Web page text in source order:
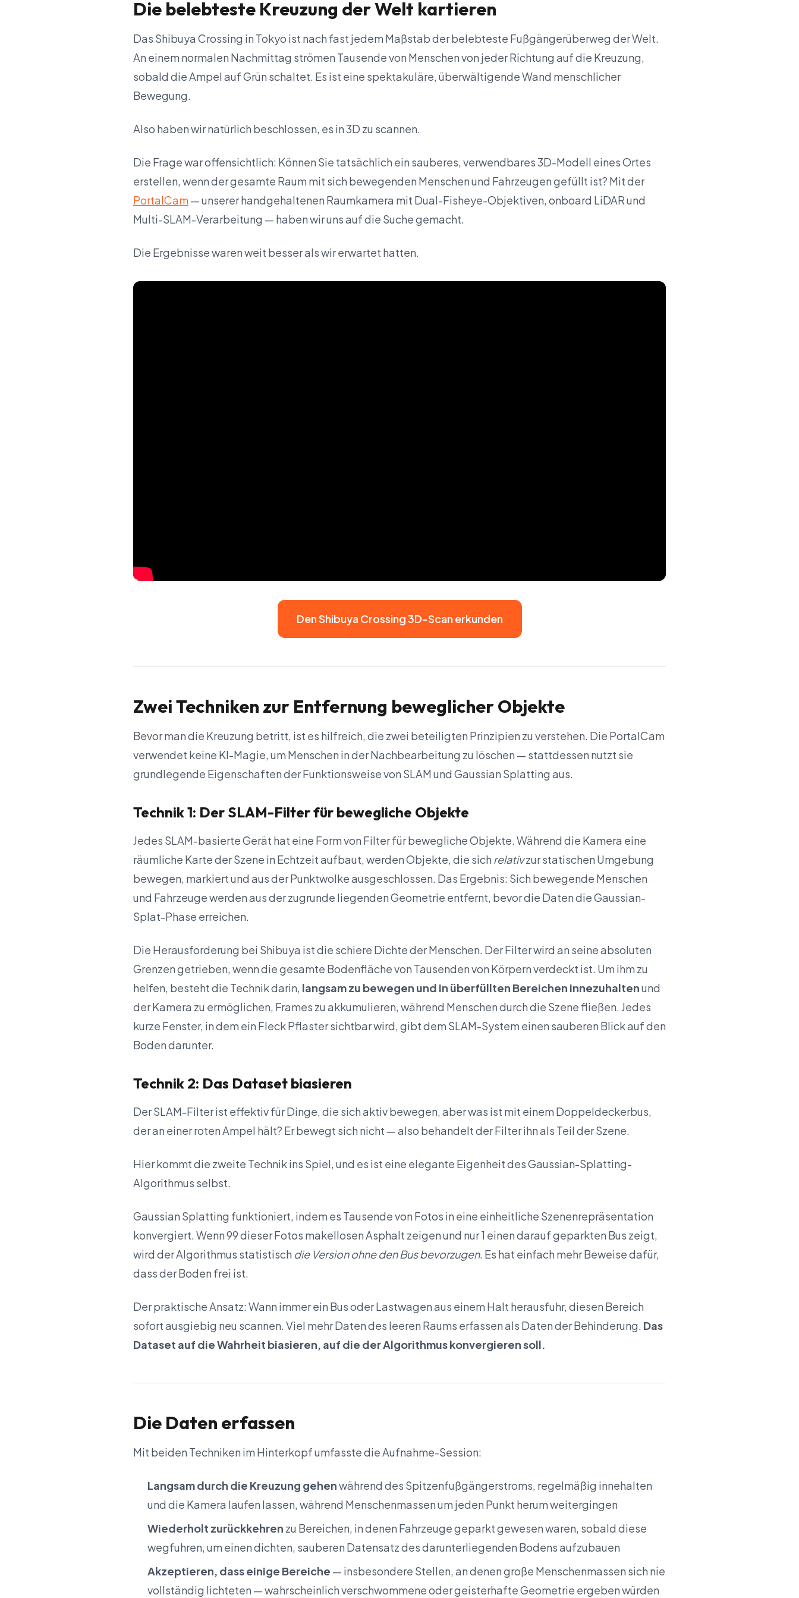
Die belebteste Kreuzung der Welt kartieren
Das Shibuya Crossing in Tokyo ist nach fast jedem Maßstab der belebteste Fußgängerüberweg der Welt.
An einem normalen Nachmittag strömen Tausende von Menschen von jeder Richtung auf die Kreuzung,
sobald die Ampel auf Grün schaltet. Es ist eine spektakuläre, überwältigende Wand menschlicher
Bewegung.
Also haben wir natürlich beschlossen, es in 3D zu scannen.
Die Frage war offensichtlich: Können Sie tatsächlich ein sauberes, verwendbares 3D-Modell eines Ortes
erstellen, wenn der gesamte Raum mit sich bewegenden Menschen und Fahrzeugen gefüllt ist? Mit der
PortalCam— unserer handgehaltenen Raumkamera mit Dual-Fisheye-Objektiven, onboard LiDAR und
Multi-SLAM-Verarbeitung — haben wir uns auf die Suche gemacht.
Die Ergebnisse waren weit besser als wir erwartet hatten.
Den Shibuya Crossing 3D-Scan erkunden
Zwei Techniken zur Entfernung beweglicher Objekte
Bevor man die Kreuzung betritt, ist es hilfreich, die zwei beteiligten Prinzipien zu verstehen. Die PortalCam
verwendet keine KI-Magie, um Menschen in der Nachbearbeitung zu löschen — stattdessen nutzt sie
grundlegende Eigenschaften der Funktionsweise von SLAM und Gaussian Splatting aus.
Technik 1: Der SLAM-Filter für bewegliche Objekte
Jedes SLAM-basierte Gerät hat eine Form von Filter für bewegliche Objekte. Während die Kamera eine
räumliche Karte der Szene in Echtzeit aufbaut, werden Objekte, die sich relativzur statischen Umgebung
bewegen, markiert und aus der Punktwolke ausgeschlossen. Das Ergebnis: Sich bewegende Menschen
und Fahrzeuge werden aus der zugrunde liegenden Geometrie entfernt, bevor die Daten die Gaussian-
Splat-Phase erreichen.
Die Herausforderung bei Shibuya ist die schiere Dichte der Menschen. Der Filter wird an seine absoluten
Grenzen getrieben, wenn die gesamte Bodenfläche von Tausenden von Körpern verdeckt ist. Um ihm zu
helfen, besteht die Technik darin, langsam zu bewegen und in überfüllten Bereichen innezuhaltenund
der Kamera zu ermöglichen, Frames zu akkumulieren, während Menschen durch die Szene fließen. Jedes
kurze Fenster, in dem ein Fleck Pflaster sichtbar wird, gibt dem SLAM-System einen sauberen Blick auf den
Boden darunter.
Technik 2: Das Dataset biasieren
Der SLAM-Filter ist effektiv für Dinge, die sich aktiv bewegen, aber was ist mit einem Doppeldeckerbus,
der an einer roten Ampel hält? Er bewegt sich nicht — also behandelt der Filter ihn als Teil der Szene.
Hier kommt die zweite Technik ins Spiel, und es ist eine elegante Eigenheit des Gaussian-Splatting-
Algorithmus selbst.
Gaussian Splatting funktioniert, indem es Tausende von Fotos in eine einheitliche Szenenrepräsentation
konvergiert. Wenn 99 dieser Fotos makellosen Asphalt zeigen und nur 1 einen darauf geparkten Bus zeigt,
wird der Algorithmus statistisch die Version ohne den Bus bevorzugen. Es hat einfach mehr Beweise dafür,
dass der Boden frei ist.
Der praktische Ansatz: Wann immer ein Bus oder Lastwagen aus einem Halt herausfuhr, diesen Bereich
sofort ausgiebig neu scannen. Viel mehr Daten des leeren Raums erfassen als Daten der Behinderung. Das
Dataset auf die Wahrheit biasieren, auf die der Algorithmus konvergieren soll.
Die Daten erfassen
Mit beiden Techniken im Hinterkopf umfasste die Aufnahme-Session:
Langsam durch die Kreuzung gehenwährend des Spitzenfußgängerstroms, regelmäßig innehalten
und die Kamera laufen lassen, während Menschenmassen um jeden Punkt herum weitergingen
Wiederholt zurückkehren zu Bereichen, in denen Fahrzeuge geparkt gewesen waren, sobald diese
wegfuhren, um einen dichten, sauberen Datensatz des darunterliegenden Bodens aufzubauen
Akzeptieren, dass einige Bereiche — insbesondere Stellen, an denen große Menschenmassen sich nie
vollständig lichteten — wahrscheinlich verschwommene oder geisterhafte Geometrie ergeben würden